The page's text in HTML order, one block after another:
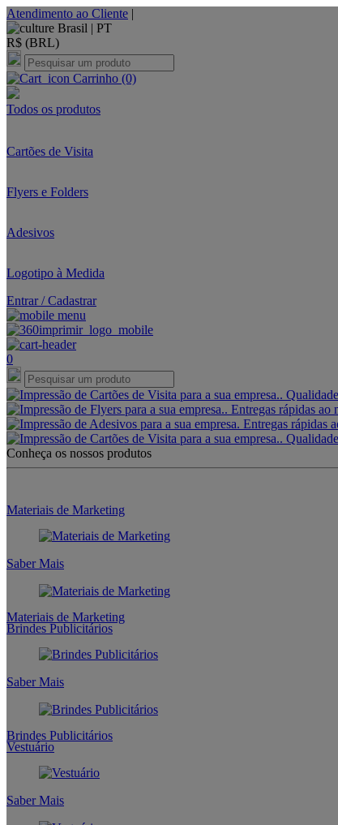
Atendimento ao Cliente |
Brasil | PT
R$ (BRL)
Carrinho (0)
Todos os produtos
Cartões de Visita
Flyers e Folders
Adesivos
Logotipo à Medida
Entrar / Cadastrar
0
Conheça os nossos produtos
Materiais de Marketing
Saber Mais
Materiais de Marketing
Brindes Publicitários
Saber Mais
Brindes Publicitários
Vestuário
Saber Mais